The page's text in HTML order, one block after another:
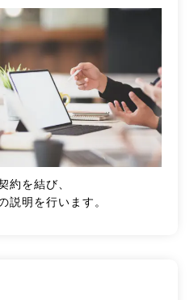
約を結び、
説明を行います。